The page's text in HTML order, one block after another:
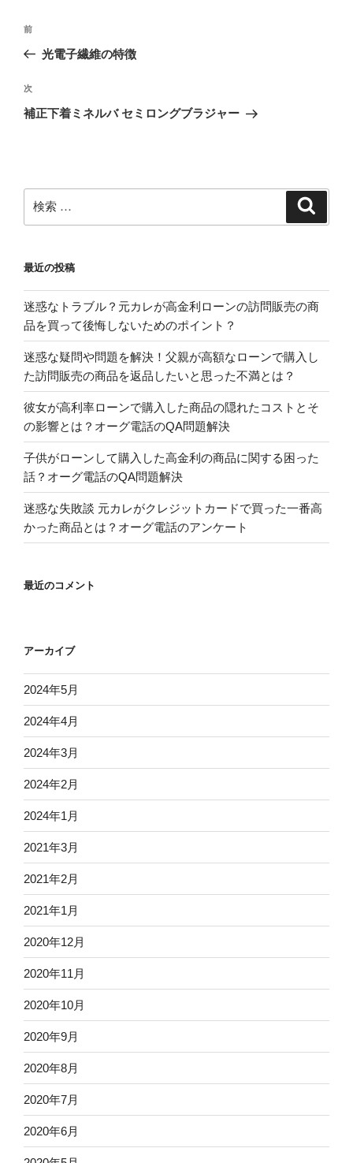
投
ビ
ゲ
ン
過
去
投
稿
前
光電子繊維の特徴
次
の
次
補正下着ミネルバ セミロングブラジャー
検
索:
最近の投稿
迷惑なトラブル？元カレが高金利ローンの訪問販売の商
品を買って後悔しないためのポイント？
迷惑な疑問や問題を解決！父親が高額なローンで購入し
た訪問販売の商品を返品したいと思った不満とは？
彼女が高利率ローンで購入した商品の隠れたコストとそ
の影響とは？オーグ電話のQA問題解決
子供がローンして購入した高金利の商品に関する困った
話？オーグ電話のQA問題解決
迷惑な失敗談 元カレがクレジットカードで買った一番高
かった商品とは？オーグ電話のアンケート
最近のコメント
アーカイブ
2024年5月
2024年4月
2024年3月
2024年2月
2024年1月
2021年3月
2021年2月
2021年1月
2020年12月
2020年11月
2020年10月
2020年9月
2020年8月
2020年7月
2020年6月